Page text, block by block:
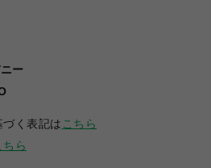
ー
く表記は こちら
ちら